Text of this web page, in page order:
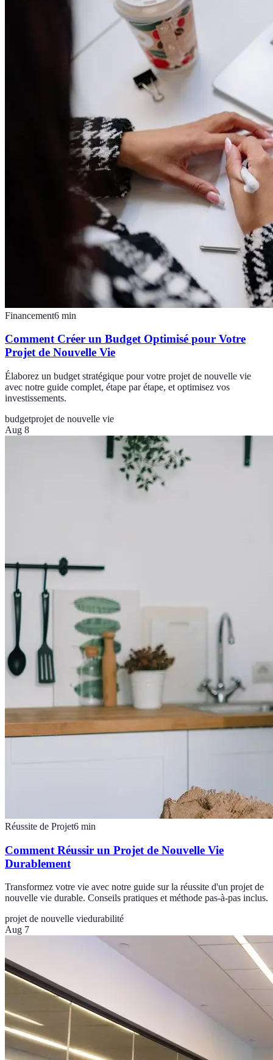
Financement6 min
Comment Créer un Budget Optimisé pour Votre
Projet de Nouvelle Vie
Élaborez un budget stratégique pour votre projet de nouvelle vie
avec notre guide complet, étape par étape, et optimisez vos
investissements.
budgetprojet de nouvelle vie
Aug 8
Réussite de Projet6 min
Comment Réussir un Projet de Nouvelle Vie
Durablement
Transformez votre vie avec notre guide sur la réussite d'un projet de
nouvelle vie durable. Conseils pratiques et méthode pas-à-pas inclus.
projet de nouvelle viedurabilité
Aug 7